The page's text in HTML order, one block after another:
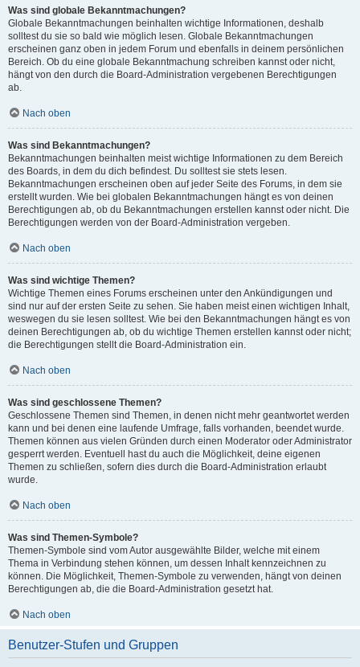
Was sind globale Bekanntmachungen?
Globale Bekanntmachungen beinhalten wichtige Informationen, deshalb
solltest du sie so bald wie möglich lesen. Globale Bekanntmachungen
erscheinen ganz oben in jedem Forum und ebenfalls in deinem persönlichen
Bereich. Ob du eine globale Bekanntmachung schreiben kannst oder nicht,
hängt von den durch die Board-Administration vergebenen Berechtigungen
ab.
Nach oben
Was sind Bekanntmachungen?
Bekanntmachungen beinhalten meist wichtige Informationen zu dem Bereich
des Boards, in dem du dich befindest. Du solltest sie stets lesen.
Bekanntmachungen erscheinen oben auf jeder Seite des Forums, in dem sie
erstellt wurden. Wie bei globalen Bekanntmachungen hängt es von deinen
Berechtigungen ab, ob du Bekanntmachungen erstellen kannst oder nicht. Die
Berechtigungen werden von der Board-Administration vergeben.
Nach oben
Was sind wichtige Themen?
Wichtige Themen eines Forums erscheinen unter den Ankündigungen und
sind nur auf der ersten Seite zu sehen. Sie haben meist einen wichtigen Inhalt,
weswegen du sie lesen solltest. Wie bei den Bekanntmachungen hängt es von
deinen Berechtigungen ab, ob du wichtige Themen erstellen kannst oder nicht;
die Berechtigungen stellt die Board-Administration ein.
Nach oben
Was sind geschlossene Themen?
Geschlossene Themen sind Themen, in denen nicht mehr geantwortet werden
kann und bei denen eine laufende Umfrage, falls vorhanden, beendet wurde.
Themen können aus vielen Gründen durch einen Moderator oder Administrator
gesperrt werden. Eventuell hast du auch die Möglichkeit, deine eigenen
Themen zu schließen, sofern dies durch die Board-Administration erlaubt
wurde.
Nach oben
Was sind Themen-Symbole?
Themen-Symbole sind vom Autor ausgewählte Bilder, welche mit einem
Thema in Verbindung stehen können, um dessen Inhalt kennzeichnen zu
können. Die Möglichkeit, Themen-Symbole zu verwenden, hängt von deinen
Berechtigungen ab, die die Board-Administration gesetzt hat.
Nach oben
Benutzer-Stufen und Gruppen